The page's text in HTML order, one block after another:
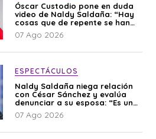
Óscar Custodio pone en duda
video de Naldy Saldaña: “Hay
cosas que de repente se han
editado”
07 Ago 2026
ESPECTÁCULOS
Naldy Saldaña niega relación
con César Sánchez y evalúa
denunciar a su esposa: “Es una
difamación”
07 Ago 2026